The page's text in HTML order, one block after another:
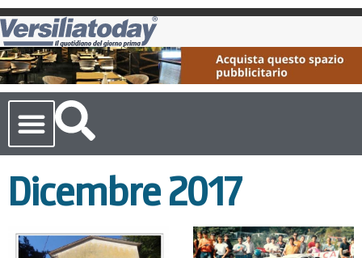
Dicembre 2017